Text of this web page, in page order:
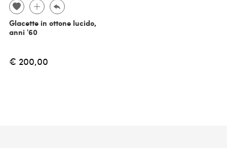
Glacette in ottone lucido,
anni '60
€ 200,00